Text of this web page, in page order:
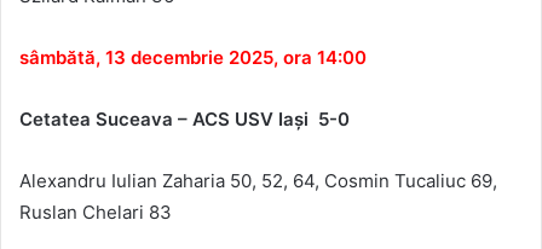
sâmbătă, 13 decembrie 2025, ora 14:00
Cetatea Suceava – ACS USV Iaşi 5-0
Alexandru Iulian Zaharia 50, 52, 64, Cosmin Tucaliuc 69,
Ruslan Chelari 83